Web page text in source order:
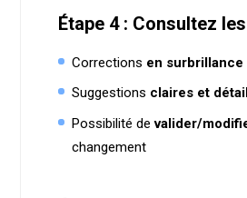
Étape 4 : Consultez
Corrections en surbrillance
Suggestions claires et
Possibilité devalider/
changement